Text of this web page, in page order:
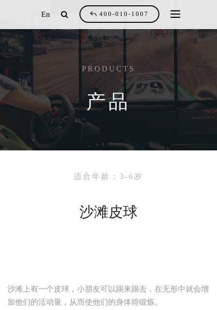
En 400-010-1007
PRODUCTS
产品
适合年龄：3-6岁
沙滩皮球
沙滩上有一个皮球，小朋友可以踢来踢去，在无形中就会增
加他们的活动量，从而使他们的身体得锻炼。